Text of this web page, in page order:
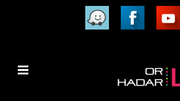
יוטיובפייסבוק
וויז